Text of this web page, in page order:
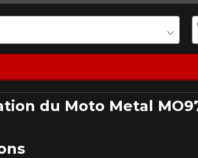
du Moto Metal
*Attention cette dimension représente